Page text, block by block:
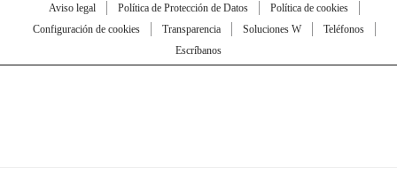
Aviso legal Política de Protección de Datos
Política de cookies
Configuración de cookies
Transparencia Soluciones W
Teléfonos
Escríbanos